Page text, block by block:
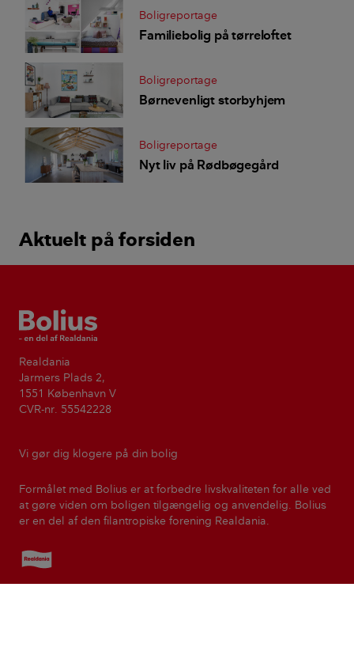
Boligreportage
Familiebolig på tørreloftet
Boligreportage
Børnevenligt storbyhjem
Boligreportage
Nyt liv på Rødbøgegård
Aktuelt på forsiden
Bolius
Realdania
Jarmers Plads 2,
1551 København V
CVR-nr. 55542228
Vi gør dig klogere på din bolig
Formålet med Bolius er at forbedre livskvaliteten for alle ved
at gøre viden om boligen tilgængelig og anvendelig. Bolius
er en del af den filantropiske forening Realdania.
Realdania